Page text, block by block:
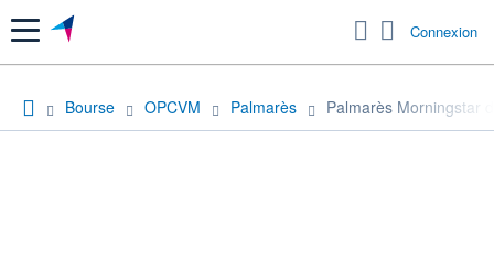
Menu Connexion
Bourse OPCVM Palmarès Palmarès Morningstar